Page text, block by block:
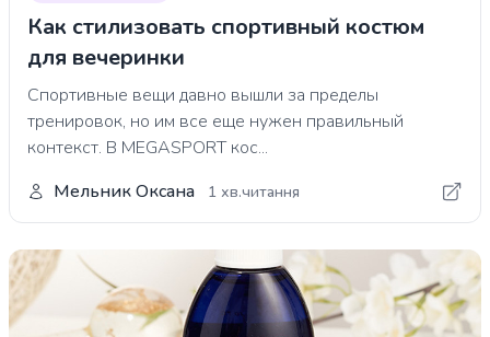
Как стилизовать спортивный костюм
для вечеринки
Спортивные вещи давно вышли за пределы
тренировок, но им все еще нужен правильный
контекст. В MEGASPORT кос...
Мельник Оксана
1 хв.читання